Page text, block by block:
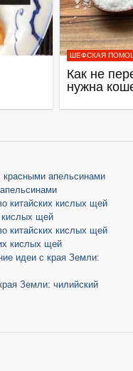
ШЕФСКАЯ
Как не
нужна
красными апельсинами
китайских кислых щей
кислых щей
китайских кислых щей
кислых щей
идеи с края Земли:
Земли: чилийский